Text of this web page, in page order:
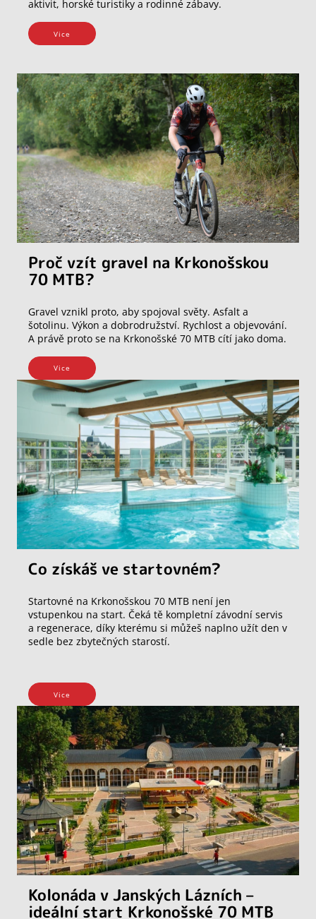
aktivit, horské turistiky a rodinné zábavy.
Vice
Proč vzít gravel na Krkonošskou
70 MTB?
Gravel vznikl proto, aby spojoval světy. Asfalt a
šotolinu. Výkon a dobrodružství. Rychlost a objevování.
A právě proto se na Krkonošské 70 MTB cítí jako doma.
Vice
Co získáš ve startovném?
Startovné na Krkonošskou 70 MTB není jen
vstupenkou na start. Čeká tě kompletní závodní servis
a regenerace, díky kterému si můžeš naplno užít den v
sedle bez zbytečných starostí.
Vice
Kolonáda v Janských Lázních –
ideální start Krkonošské 70 MTB